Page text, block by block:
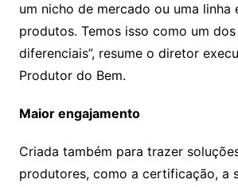
um nicho de mercado ou uma linha
produtos. Temos isso como um
diferenciais”, resume o diretor
Produtor do Bem.
Maior engajamento
Criada também para trazer
produtores, como a certificação, a